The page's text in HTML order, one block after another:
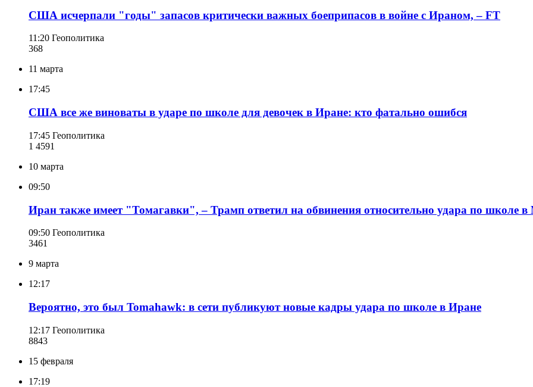
США исчерпали "годы" запасов критически важных боеприпасов в войне с Ираном, – FT
11:20 Геополитика
368
11 марта
17:45
США все же виноваты в ударе по школе для девочек в Иране: кто фатально ошибся
17:45 Геополитика
1 4591
10 марта
09:50
Иран также имеет "Томагавки", – Трамп ответил на обвинения относительно удара по школе
09:50 Геополитика
3461
9 марта
12:17
Вероятно, это был Tomahawk: в сети публикуют новые кадры удара по школе в Иране
12:17 Геополитика
8843
15 февраля
17:19